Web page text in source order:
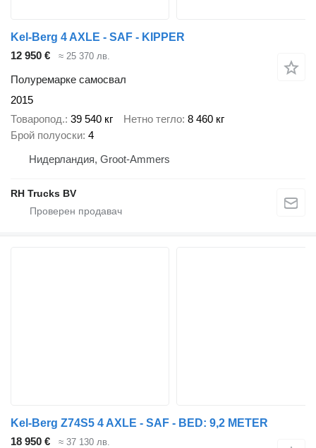
Kel-Berg 4 AXLE - SAF - KIPPER
12 950 €
≈ 25 370 лв.
Полуремарке самосвал
2015
Товаропод. 39 540 кг Нетно тегло 8 460 кг
Брой полуоски 4
Нидерландия, Groot-Ammers
RH Trucks BV
Kel-Berg Z74S5 4 AXLE - SAF - BED: 9,2 METER
18 950 €
≈ 37 130 лв.